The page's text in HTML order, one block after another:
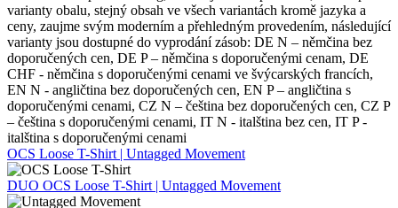
varianty obalu, stejný obsah ve všech variantách kromě jazyka a
ceny, zaujme svým moderním a přehledným provedením, následující
varianty jsou dostupné do vyprodání zásob: DE N – němčina bez
doporučených cen, DE P – němčina s doporučenými cenam, DE
CHF - němčina s doporučenými cenami ve švýcarských francích,
EN N - angličtina bez doporučených cen, EN P – angličtina s
doporučenými cenami, CZ N – čeština bez doporučených cen, CZ P
– čeština s doporučenými cenami, IT N - italština bez cen, IT P -
italština s doporučenými cenami
OCS Loose T-Shirt | Untagged Movement
DUO OCS Loose T-Shirt | Untagged Movement